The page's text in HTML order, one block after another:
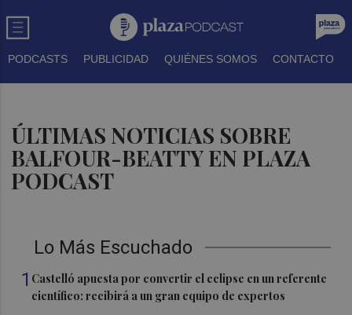
PODCASTS PUBLICIDAD QUIÉNES SOMOS CONTACTO
ÚLTIMAS NOTICIAS SOBRE
BALFOUR-BEATTY EN PLAZA
PODCAST
Lo Más Escuchado
1 Castelló apuesta por convertir el eclipse en un referente
científico: recibirá a un gran equipo de expertos